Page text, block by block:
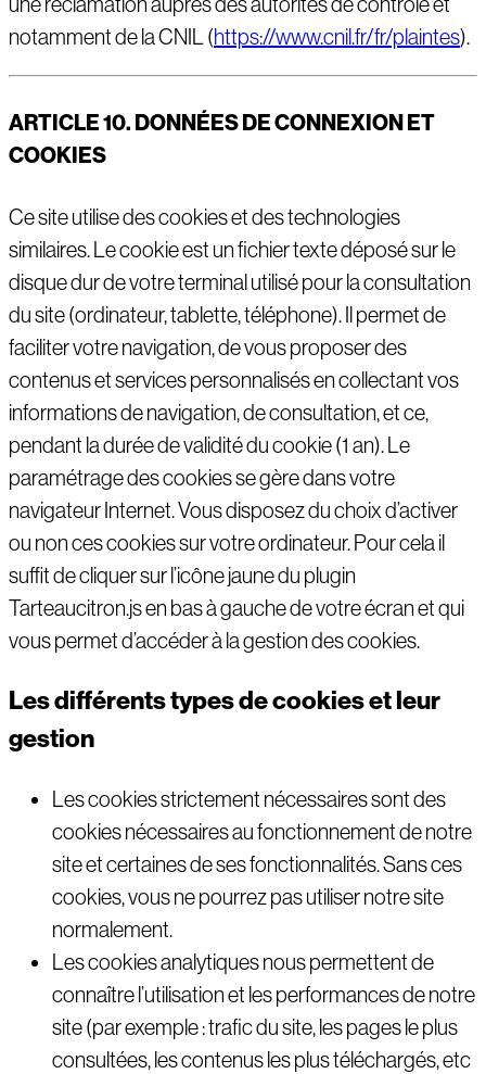
une réclamation auprès des autorités de contrôle et
notamment de la CNIL (https://www.cnil.fr/fr/plaintes).
ARTICLE 10. DONNÉES DE CONNEXION ET
COOKIES
Ce site utilise des cookies et des technologies
similaires. Le cookie est un fichier texte déposé sur le
disque dur de votre terminal utilisé pour la consultation
du site (ordinateur, tablette, téléphone). Il permet de
faciliter votre navigation, de vous proposer des
contenus et services personnalisés en collectant vos
informations de navigation, de consultation, et ce,
pendant la durée de validité du cookie (1 an). Le
paramétrage des cookies se gère dans votre
navigateur Internet. Vous disposez du choix d’activer
ou non ces cookies sur votre ordinateur. Pour cela il
suffit de cliquer sur l’icône jaune du plugin
Tarteaucitron.js en bas à gauche de votre écran et qui
vous permet d’accéder à la gestion des cookies.
Les différents types de cookies et leur
gestion
Les cookies strictement nécessaires sont des
cookies nécessaires au fonctionnement de notre
site et certaines de ses fonctionnalités. Sans ces
cookies, vous ne pourrez pas utiliser notre site
normalement.
Les cookies analytiques nous permettent de
connaître l’utilisation et les performances de notre
site (par exemple : trafic du site, les pages le plus
consultées, les contenus les plus téléchargés, etc